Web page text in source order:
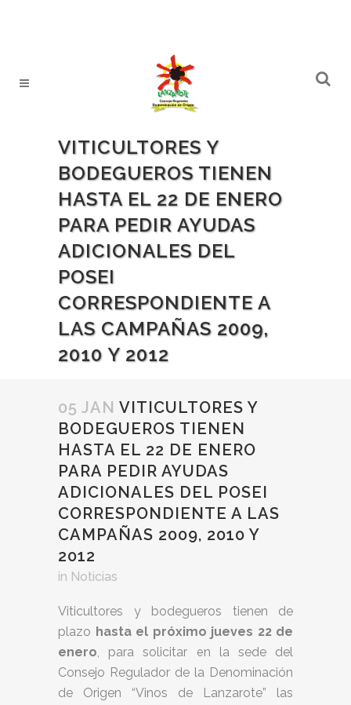
VITICULTORES Y
BODEGUEROS TIENEN
HASTA EL 22 DE ENERO
PARA PEDIR AYUDAS
ADICIONALES DEL
POSEI
CORRESPONDIENTE A
LAS CAMPAÑAS 2009,
2010 Y 2012
05 JAN VITICULTORES Y
BODEGUEROS TIENEN
HASTA EL 22 DE ENERO
PARA PEDIR AYUDAS
ADICIONALES DEL POSEI
CORRESPONDIENTE A LAS
CAMPAÑAS 2009, 2010 Y
2012
in Noticias
Viticultores y bodegueros tienen de
plazo hasta el próximo jueves 22 de
enero, para solicitar en la sede del
Consejo Regulador de la Denominación
de Origen “Vinos de Lanzarote” las